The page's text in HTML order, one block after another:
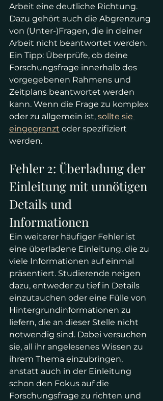
Arbeit eine deutliche Richtung.
Dazu gehört auch die Abgrenzung
von (Unter-)Fragen, die in deiner
Arbeit nicht beantwortet werden.
Ein Tipp: Überprüfe, ob deine
Forschungsfrage innerhalb des
vorgegebenen Rahmens und
Zeitplans beantwortet werden
kann. Wenn die Frage zu komplex
oder zu allgemein ist, sollte sie
eingegrenzt oder spezifiziert
werden.
Fehler 2: Überladung der
Einleitung mit unnötigen
Details und
Informationen
Ein weiterer häufiger Fehler ist
eine überladene Einleitung, die zu
viele Informationen auf einmal
präsentiert. Studierende neigen
dazu, entweder zu tief in Details
einzutauchen oder eine Fülle von
Hintergrundinformationen zu
liefern, die an dieser Stelle nicht
notwendig sind. Dabei versuchen
sie, all ihr angelesenes Wissen zu
ihrem Thema einzubringen,
anstatt auch in der Einleitung
schon den Fokus auf die
Forschungsfrage zu richten und